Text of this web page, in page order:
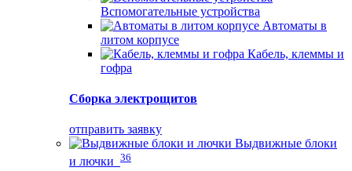
Вспомогательные устройства
Автоматы в
литом корпусе
Кабель, клеммы и
гофра
Сборка электрощитов
отправить заявку
Выдвижные блоки
и лючки 36